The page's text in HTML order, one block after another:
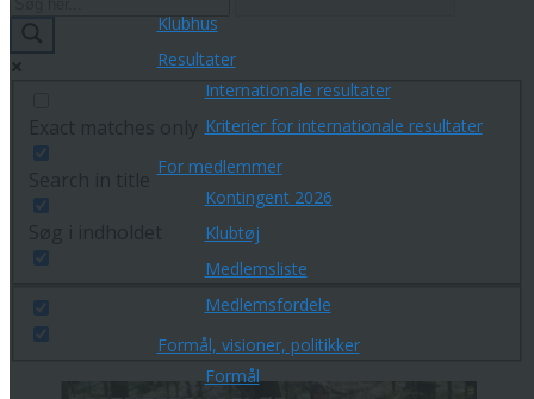
Klubhus
Resultater
Internationale resultater
Kriterier for internationale resultater
For medlemmer
Kontingent 2026
Klubtøj
Medlemsliste
Medlemsfordele
Formål, visioner, politikker
Formål